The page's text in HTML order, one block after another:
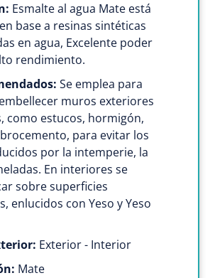
Esmalte al agua Mate está
base a resinas sintéticas
en agua, Excelente poder
rendimiento.
Se emplea para
muros exteriores
como estucos, hormigón,
para evitar los
por la intemperie, la
En interiores se
sobre superficies
enlucidos con Yeso y Yeso
Exterior - Interior
Mate